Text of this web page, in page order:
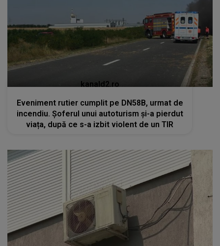
Eveniment rutier cumplit pe DN58B, urmat de
incendiu. Șoferul unui autoturism și-a pierdut
viața, după ce s-a izbit violent de un TIR
kanald2.ro
VIDEOTeama de Legionella îi determină pe
români să renunțe la aerul condiționat în plină
caniculă
RECOMANDĂRI